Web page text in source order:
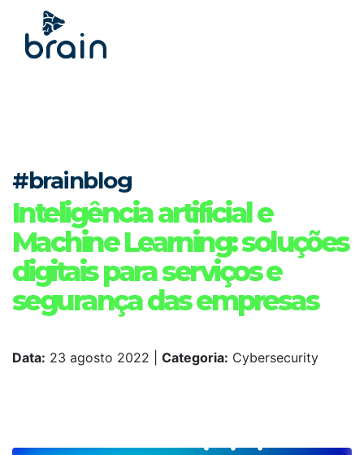
#brainblog
Inteligência artificial e
Machine Learning: soluções
digitais para serviços e
segurança das empresas
Data: 23 agosto 2022 Categoria: Cybersecurity